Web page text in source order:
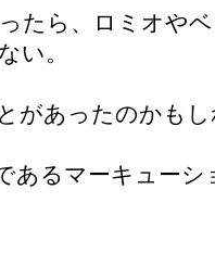
たら、ロミオや
い。
があったのかも
あるマーキューシ